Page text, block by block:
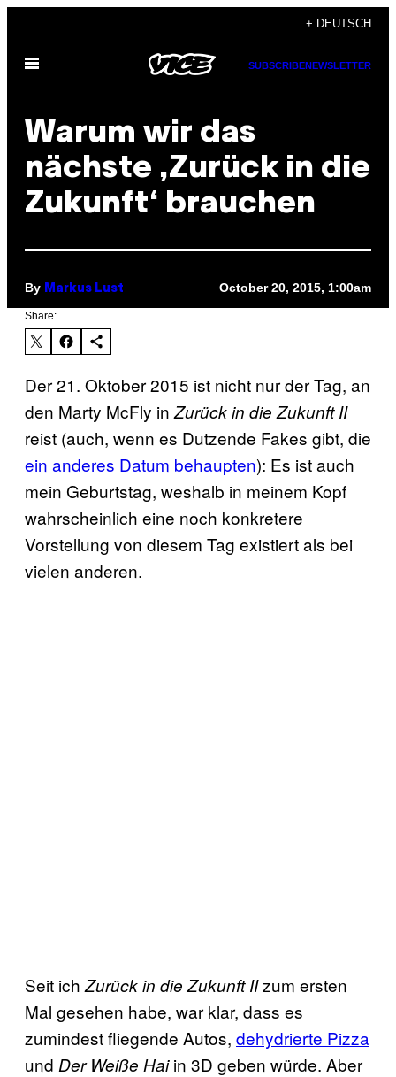
content
+ DEUTSCH
Open
SUBSCRIBENEWSLETTER
Warum wir das
nächste ,Zurück in die
Zukunft‘ brauchen
By Markus Lust October 20, 2015, 1:00am
Share:
Der 21. Oktober 2015 ist nicht nur der Tag, an
den Marty McFly in Zurück in die Zukunft II
reist (auch, wenn es Dutzende Fakes gibt, die
ein anderes Datum behaupten): Es ist auch
mein Geburtstag, weshalb in meinem Kopf
wahrscheinlich eine noch konkretere
Vorstellung von diesem Tag existiert als bei
vielen anderen.
Seit ich Zurück in die Zukunft IIzum ersten
Mal gesehen habe, war klar, dass es
zumindest fliegende Autos, dehydrierte Pizza
und Der Weiße Haiin 3D geben würde. Aber